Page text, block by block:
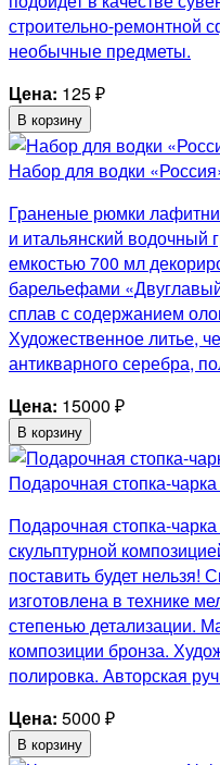
строительно-ремонтной
необычные предметы.
Цена: 125₽
В корзину
Набор для водки
Граненые рюмки
и итальянский
емкостью 700 мл
барельефами
сплав с содержанием
Художественное литье,
антикварного серебра,
Цена: 15000 ₽
В корзину
Подарочная стопка-
Подарочная стопка-
скульптурной
поставить будет нельзя!
изготовлена в технике
степенью детализации.
композиции бронза.
полировка. Авторская
Цена: 5000 ₽
В корзину